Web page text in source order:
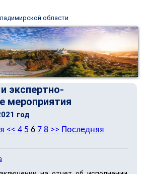
области
экспертно-
мероприятия
год
<< 4 5 6 7 8 >> Последняя